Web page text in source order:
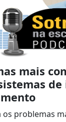
mais
os problemas